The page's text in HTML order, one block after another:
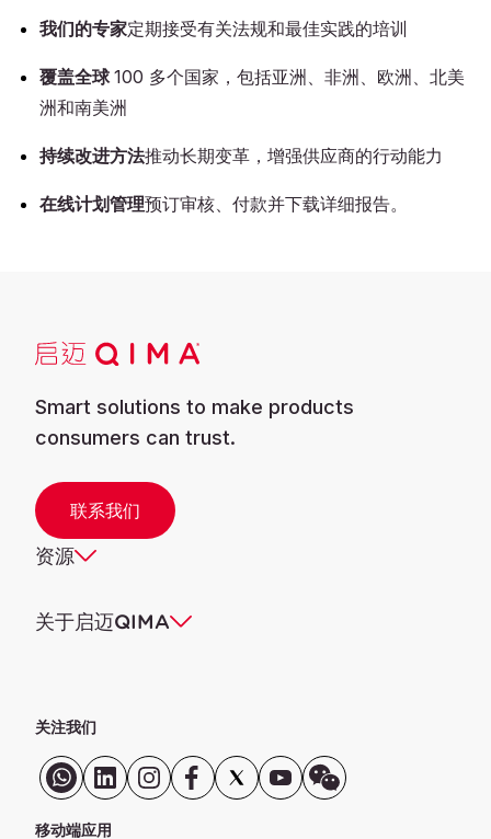
我们的专家定期接受有关法规和最佳实践的培训
覆盖全球100 多个国家，包括亚洲、非洲、欧洲、北美
洲和南美洲
持续改进方法推动长期变革，增强供应商的行动能力
在线计划管理预订审核、付款并下载详细报告。
Smart solutions to make products
consumers can trust.
联系我们
资源
关于启迈QIMA
关注我们
移动端应用